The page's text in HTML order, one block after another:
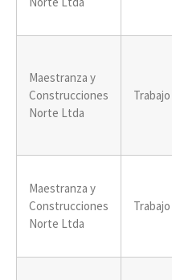
Maestranza y
Construcciones
Norte Ltda
Trabajo
Maestranza y
Construcciones
Norte Ltda
Trabajo